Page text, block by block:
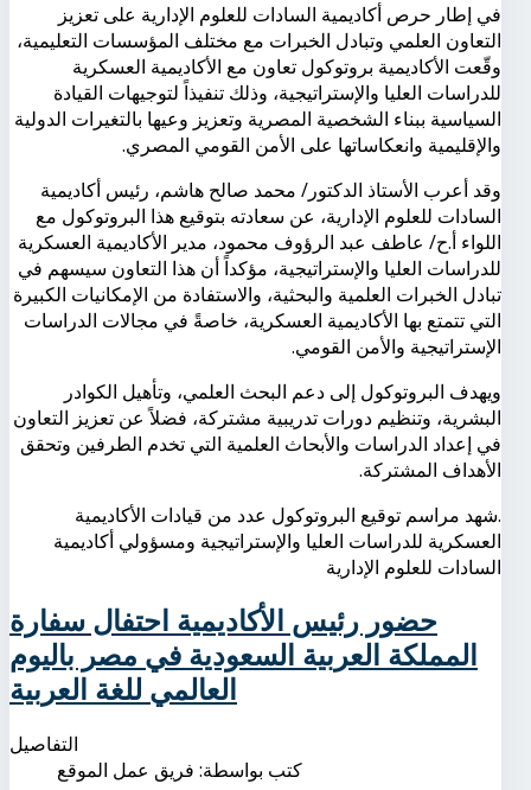
في إطار حرص أكاديمية السادات للعلوم الإدارية على تعزيز
التعاون العلمي وتبادل الخبرات مع مختلف المؤسسات التعليمية،
وقّعت الأكاديمية بروتوكول تعاون مع الأكاديمية العسكرية
للدراسات العليا والإستراتيجية، وذلك تنفيذاً لتوجيهات القيادة
السياسية ببناء الشخصية المصرية وتعزيز وعيها بالتغيرات الدولية
والإقليمية وانعكاساتها على الأمن القومي المصري.
وقد أعرب الأستاذ الدكتور/ محمد صالح هاشم، رئيس أكاديمية
السادات للعلوم الإدارية، عن سعادته بتوقيع هذا البروتوكول مع
اللواء أ.ح/ عاطف عبد الرؤوف محمود، مدير الأكاديمية العسكرية
للدراسات العليا والإستراتيجية، مؤكداً أن هذا التعاون سيسهم في
تبادل الخبرات العلمية والبحثية، والاستفادة من الإمكانيات الكبيرة
التي تتمتع بها الأكاديمية العسكرية، خاصةً في مجالات الدراسات
الإستراتيجية والأمن القومي.
ويهدف البروتوكول إلى دعم البحث العلمي، وتأهيل الكوادر
البشرية، وتنظيم دورات تدريبية مشتركة، فضلاً عن تعزيز التعاون
في إعداد الدراسات والأبحاث العلمية التي تخدم الطرفين وتحقق
الأهداف المشتركة.
.شهد مراسم توقيع البروتوكول عدد من قيادات الأكاديمية
العسكرية للدراسات العليا والإستراتيجية ومسؤولي أكاديمية
السادات للعلوم الإدارية
حضور رئيس الأكاديمية احتفال سفارة
المملكة العربية السعودية في مصر باليوم
العالمي للغة العربية
التفاصيل
كتب بواسطة: فريق عمل الموقع